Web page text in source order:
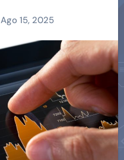
Ago 15, 2025